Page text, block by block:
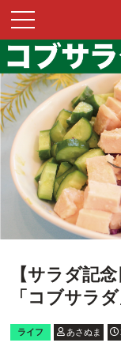
【サラダ記
「コブサラ
ライフ あさぬま